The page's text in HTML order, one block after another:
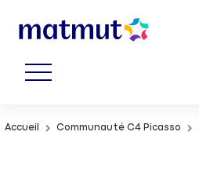
Accueil Communauté C4 Picasso